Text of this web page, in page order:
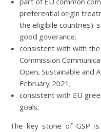
preferential origin
the eligibile countries):
good goverance;
consistent with with
Commission
Open, Sustainable and
February 2021;
consistent with EU
goals;
The key stone of GSP